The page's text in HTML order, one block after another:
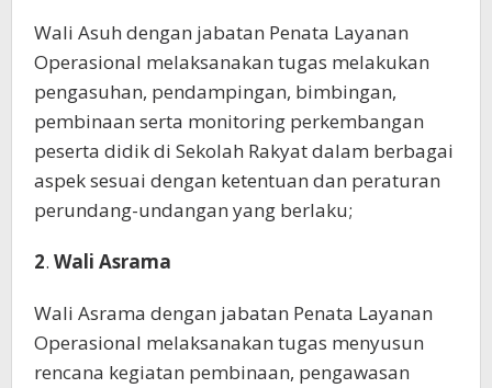
Wali Asuh dengan jabatan Penata Layanan
Operasional melaksanakan tugas melakukan
pengasuhan, pendampingan, bimbingan,
pembinaan serta monitoring perkembangan
peserta didik di Sekolah Rakyat dalam berbagai
aspek sesuai dengan ketentuan dan peraturan
perundang-undangan yang berlaku;
2. Wali Asrama
Wali Asrama dengan jabatan Penata Layanan
Operasional melaksanakan tugas menyusun
rencana kegiatan pembinaan, pengawasan